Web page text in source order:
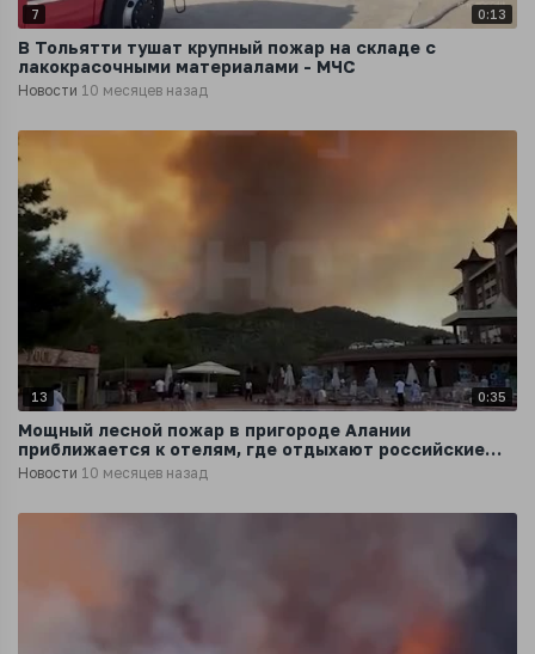
7 0:13
В Тольятти тушат крупный пожар на складе с
лакокрасочными материалами - МЧС
Новости 10 месяцев назад
13 0:35
Мощный лесной пожар в пригороде Алании
приближается к отелям, где отдыхают российские
туристы
Новости 10 месяцев назад